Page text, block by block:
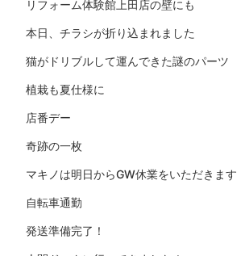
リフォーム体験館上田店の壁にも
本日、チラシが折り込まれました
猫がドリブルして運んできた謎のパーツ
植栽も夏仕様に
店番デー
奇跡の一枚
マキノは明日からGW休業をいただきます
自転車通勤
発送準備完了！